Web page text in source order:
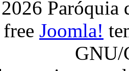
Paróquia
Joomla!
GNU/